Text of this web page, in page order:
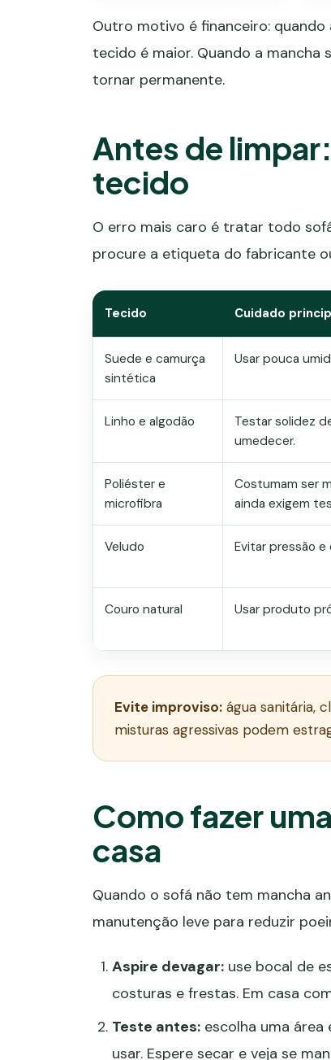
Outro motivo é financeiro:
tecido é maior. Quando a mancha
tornar permanente.
Antes de
tecido
O erro mais caro é tratar todo
procure a etiqueta do fabricante
Tecido Cuidado
Suede e camurça
sintética
Usar pouca
Linho e algodão
Testar solidez
umedecer.
Poliéster e
microfibra
Costumam ser
ainda exigem
Veludo Evitar pressão e
Couro natural Usar produto
Evite improviso: água sanitária,
misturas agressivas podem
Como fazer
casa
Quando o sofá não tem mancha
manutenção leve para reduzir
Aspire devagar: use bocal de
costuras e frestas. Em casa
Teste antes: escolha uma
usar. Espere secar e veja se